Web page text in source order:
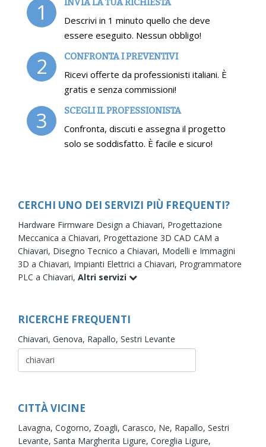
1
Descrivi in 1 minuto quello che deve
essere eseguito. Nessun obbligo!
2 CONFRONTA I PREVENTIVI
Ricevi offerte da professionisti italiani. È
gratis e senza commissioni!
3 SCEGLI IL PROFESSIONISTA
Confronta, discuti e assegna il progetto
solo se soddisfatto. È facile e sicuro!
CERCHI UNO DEI SERVIZI PIÙ FREQUENTI?
Hardware Firmware Design a Chiavari, Progettazione
Meccanica a Chiavari, Progettazione 3D CAD CAM a
Chiavari, Disegno Tecnico a Chiavari, Modelli e Immagini
3D a Chiavari, Impianti Elettrici a Chiavari, Programmatore
PLC a Chiavari, Altri servizi
RICERCHE FREQUENTI
Chiavari, Genova, Rapallo, Sestri Levante
CITTÀ VICINE
Lavagna, Cogorno, Zoagli, Carasco, Ne, Rapallo, Sestri
Levante, Santa Margherita Ligure, Coreglia Ligure,